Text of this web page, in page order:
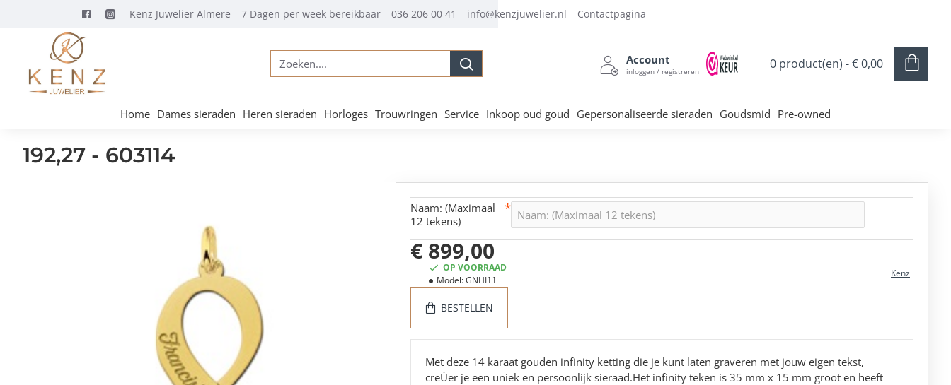
Kenz Juwelier Almere 7 Dagen per week bereikbaar 036 206 00 41 info@kenzjuwelier.nl Contactpagina
Zoeken....
Account
inloggen / registreren 0 product(en) - € 0,00
Home Dames sieraden Heren sieraden Horloges Trouwringen Service Inkoop oud goud Gepersonaliseerde sieraden Goudsmid Pre-owned
192,27 - 603114
OP VOORRAAD
Model:GNHI11
Kenz
€ 899,00
Naam: (Maximaal
12 tekens)
BESTELLEN
Met deze 14 karaat gouden infinity ketting die je kunt laten graveren met jouw eigen tekst,
creÙer je een uniek en persoonlijk sieraad.Het infinity teken is 35 mm x 15 mm groot en heeft